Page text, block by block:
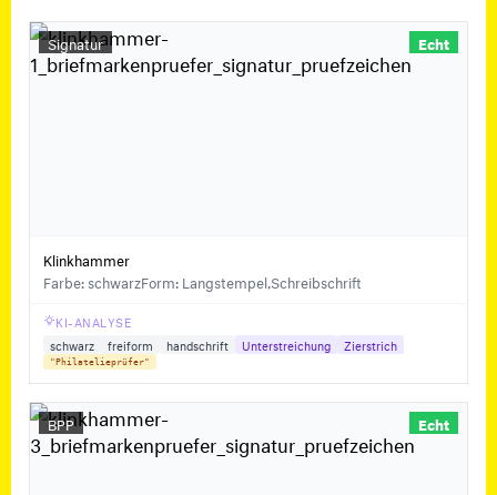
Signatur Echt
Klinkhammer
Farbe: schwarzForm: Langstempel,Schreibschrift
KI-ANALYSE
schwarz
freiform handschrift Unterstreichung Zierstrich
"Philatelieprüfer"
BPP Echt